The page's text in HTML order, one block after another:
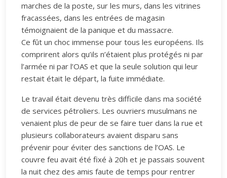
marches de la poste, sur les murs, dans les vitrines
fracassées, dans les entrées de magasin
témoignaient de la panique et du massacre.
Ce fût un choc immense pour tous les européens. Ils
comprirent alors qu’ils n’étaient plus protégés ni par
l’armée ni par l’OAS et que la seule solution qui leur
restait était le départ, la fuite immédiate.
Le travail était devenu très difficile dans ma société
de services pétroliers. Les ouvriers musulmans ne
venaient plus de peur de se faire tuer dans la rue et
plusieurs collaborateurs avaient disparu sans
prévenir pour éviter des sanctions de l’OAS. Le
couvre feu avait été fixé à 20h et je passais souvent
la nuit chez des amis faute de temps pour rentrer